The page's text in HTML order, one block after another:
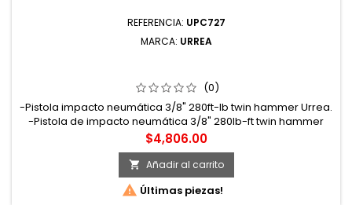
REFERENCIA: UPC727
MARCA: URREA
URREA
(0)
-Pistola impacto neumática 3/8" 280ft-lb twin hammer Urrea.
-Pistola de impacto neumática 3/8" 280lb-ft twin hammer
composite 9. -5db 2. -5scfm
Precio
$4,806.00
 Añadir al carrito
 Últimas piezas!